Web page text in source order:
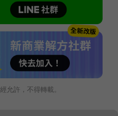
允許，不得轉載。